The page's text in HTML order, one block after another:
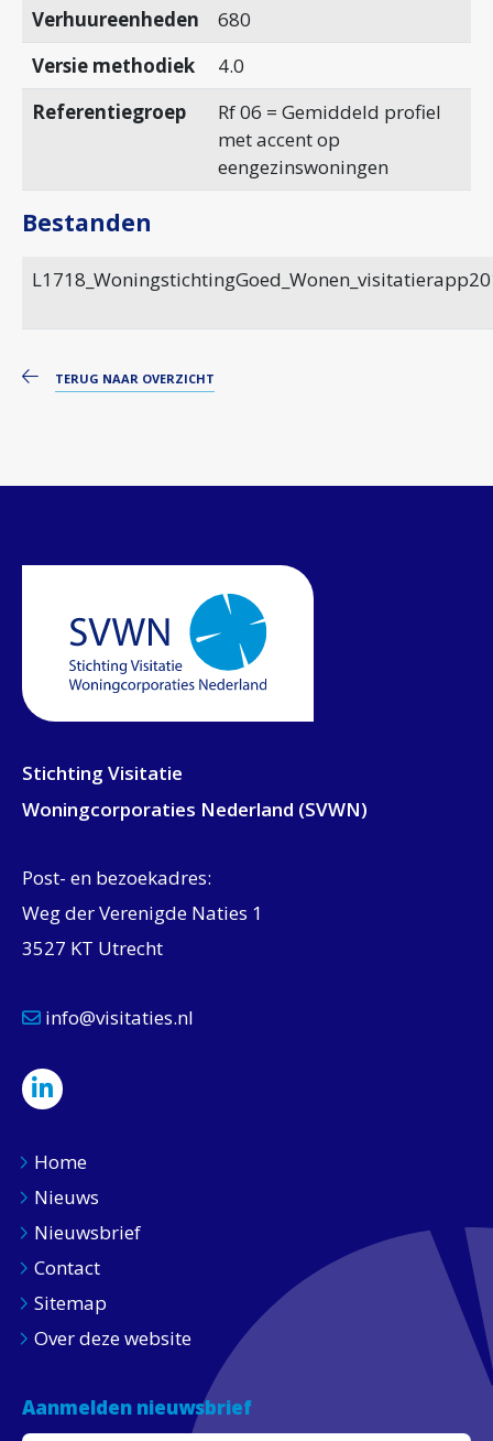
Verhuureenheden
680
Versie methodiek
4.0
Referentiegroep
Rf 06 = Gemiddeld profiel
met accent op
eengezinswoningen
Bestanden
TERUG NAAR OVERZICHT
Stichting Visitatie
Woningcorporaties Nederland (SVWN)
Post- en bezoekadres:
Weg der Verenigde Naties 1
3527 KT Utrecht
info@visitaties.nl
Home
Nieuws
Nieuwsbrief
Contact
Sitemap
Over deze website
Aanmelden nieuwsbrief